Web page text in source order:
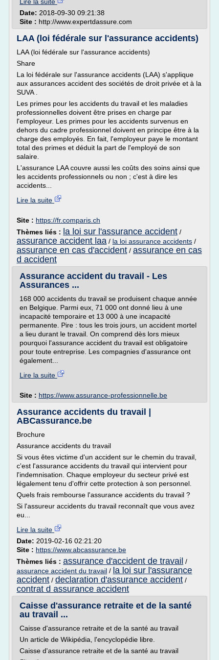
Date: 2018-09-30 09:21:38
Site : http://www.expertdassure.com
LAA (loi fédérale sur l'assurance accidents)
LAA (loi fédérale sur l'assurance accidents)
Share
La loi fédérale sur l'assurance accidents (LAA) s'applique
aux assurances accident des sociétés de droit privée et à la
SUVA .
Les primes pour les accidents du travail et les maladies
professionnelles doivent être prises en charge par
l'employeur. Les primes pour les accidents survenus en
dehors du cadre professionnel doivent en principe être à la
charge des employés. En fait, l'employeur paye le montant
total des primes et déduit la part de l'employé de son
salaire.
L'assurance LAA couvre aussi les coûts des soins ainsi que
les accidents professionnels ou non ; c'est à dire les
accidents...
Lire la suite
Site : https://fr.comparis.ch
Thèmes liés : la loi sur l'assurance accident /
assurance accident laa / la loi assurance accidents /
assurance en cas d'accident / assurance en cas
d accident
Assurance accident du travail - Les
Assurances ...
168 000 accidents du travail se produisent chaque année
en Belgique. Parmi eux, 71 000 ont donné lieu à une
incapacité temporaire et 13 000 à une incapacité
permanente. Pire : tous les trois jours, un accident mortel
a lieu durant le travail. On comprend dès lors mieux
pourquoi l'assurance accident du travail est obligatoire
pour toute entreprise. Les compagnies d'assurance ont
également...
Lire la suite
Site : https://www.assurance-professionnelle.be
Assurance accidents du travail |
ABCassurance.be
Brochure
Assurance accidents du travail
Si vous êtes victime d'un accident sur le chemin du travail,
c'est l'assurance accidents du travail qui intervient pour
l'indemnisation. Chaque employeur du secteur privé est
légalement tenu d'offrir cette protection à son personnel.
Quels frais rembourse l'assurance accidents du travail ?
Si l'assureur accidents du travail reconnaît que vous avez
eu...
Lire la suite
Date: 2019-02-16 02:21:20
Site : https://www.abcassurance.be
Thèmes liés : assurance d'accident de travail /
assurance accident du travail / la loi sur l'assurance
accident / declaration d'assurance accident /
contrat d assurance accident
Caisse d'assurance retraite et de la santé
au travail ...
Caisse d'assurance retraite et de la santé au travail
Un article de Wikipédia, l'encyclopédie libre.
Caisse d'assurance retraite et de la santé au travail